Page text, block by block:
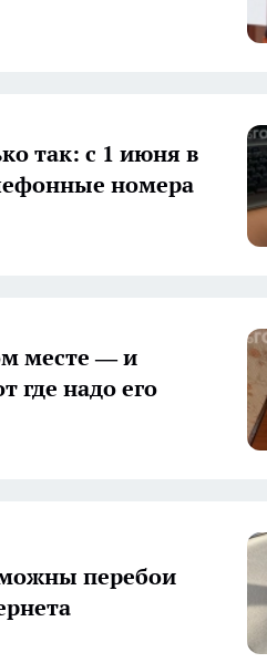
так: с 1 июня в
номера
месте — и
где надо его
перебои